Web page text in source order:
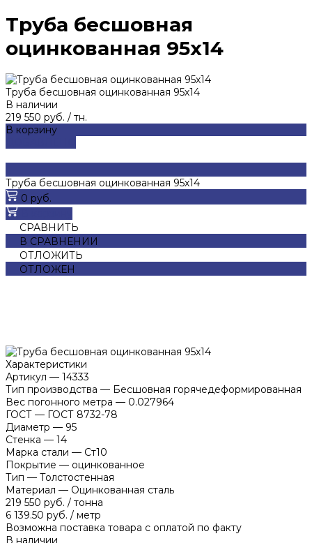
Труба бесшовная
оцинкованная 95х14
Труба бесшовная оцинкованная 95х14
В наличии
219 550 руб. / тн.
В корзину
Труба бесшовная оцинкованная 95х14
0 руб.
СРАВНИТЬ
В СРАВНЕНИИ
ОТЛОЖИТЬ
ОТЛОЖЕН
Характеристики
Артикул — 14333
Тип производства — Бесшовная горячедеформированная
Вес погонного метра — 0.027964
ГОСТ — ГОСТ 8732-78
Диаметр — 95
Стенка — 14
Марка стали — Ст10
Покрытие — оцинкованное
Тип — Толстостенная
Материал — Оцинкованная сталь
219 550 руб. / тонна
6 139.50 руб. / метр
Возможна поставка товара с оплатой по факту
В наличии